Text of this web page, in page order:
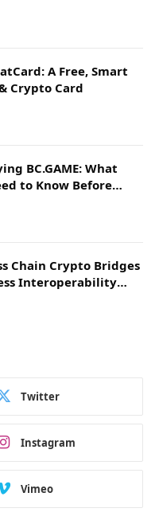
A Free, Smart
Crypto Card
BC.GAME: What
to Know Before
Chain Crypto Bridges
Interoperability
Networks
Twitter
Instagram
Vimeo